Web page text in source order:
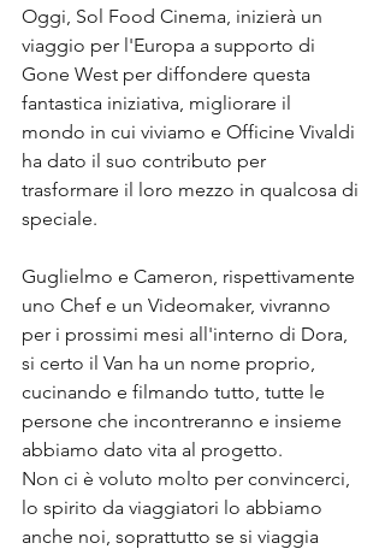
Oggi, Sol Food Cinema, inizierà un
viaggio per l'Europa a supporto di
Gone West per diffondere questa
fantastica iniziativa, migliorare il
mondo in cui viviamo e Officine Vivaldi
ha dato il suo contributo per
trasformare il loro mezzo in qualcosa di
speciale.
Guglielmo e Cameron, rispettivamente
uno Chef e un Videomaker, vivranno
per i prossimi mesi all'interno di Dora,
si certo il Van ha un nome proprio,
cucinando e filmando tutto, tutte le
persone che incontreranno e insieme
abbiamo dato vita al progetto.
Non ci è voluto molto per convincerci,
lo spirito da viaggiatori lo abbiamo
anche noi, soprattutto se si viaggia